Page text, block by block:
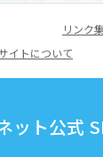
リンク集
イトについて
ット公式